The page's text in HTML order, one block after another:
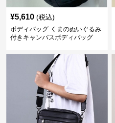
¥5,610 (税込)
ボディバッグ くまのぬいぐるみ
付きキャンバスボディバッグ